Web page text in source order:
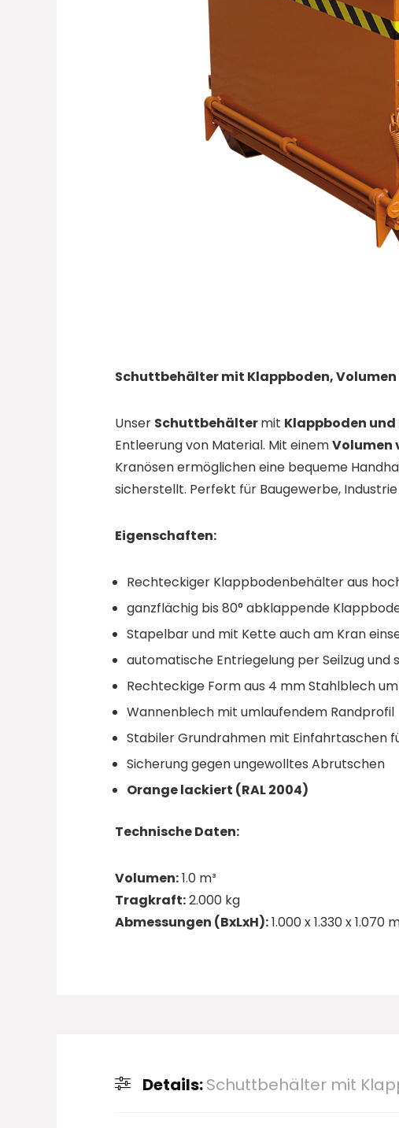
Schuttbehälter mit Klappboden, Volumen
Unser Schuttbehältermit Klappboden und
Entleerung von Material. Mit einemVolumen
Kranösen ermöglichen eine bequeme
sicherstellt. Perfekt für Baugewerbe,
Eigenschaften:
Rechteckiger Klappbodenbehälter aus
ganzflächig bis 80° abklappende
Stapelbar und mit Kette auch am Kran
automatische Entriegelung per Seilzug
Rechteckige Form aus 4 mm Stahlblech
Wannenblech mit umlaufendem Randprofil
Stabiler Grundrahmen mit Einfahrtaschen
Sicherung gegen ungewolltes Abrutschen
Orange lackiert (RAL 2004)
Technische Daten:
Volumen:1.0 m³
Tragkraft:2.000 kg
Abmessungen (BxLxH):1.000 x 1.330 x 1.070
Details:Schuttbehälter mit